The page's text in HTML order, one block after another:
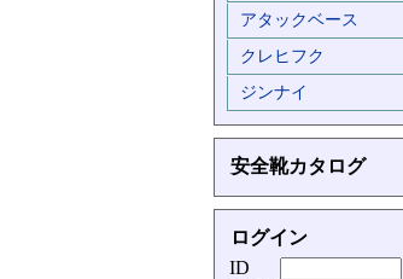
アタックベース
クレヒフク
ジンナイ
安全靴カタログ
ログイン
ID